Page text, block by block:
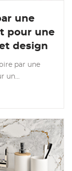
une
pour une
design
par une
un